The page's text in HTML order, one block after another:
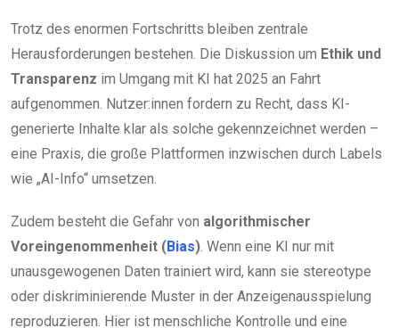
Trotz des enormen Fortschritts bleiben zentrale
Herausforderungen bestehen. Die Diskussion um Ethik und
Transparenz im Umgang mit KI hat 2025 an Fahrt
aufgenommen. Nutzer:innen fordern zu Recht, dass KI-
generierte Inhalte klar als solche gekennzeichnet werden –
eine Praxis, die große Plattformen inzwischen durch Labels
wie „AI-Info“ umsetzen.
Zudem besteht die Gefahr von algorithmischer
Voreingenommenheit (Bias). Wenn eine KI nur mit
unausgewogenen Daten trainiert wird, kann sie stereotype
oder diskriminierende Muster in der Anzeigenausspielung
reproduzieren. Hier ist menschliche Kontrolle und eine